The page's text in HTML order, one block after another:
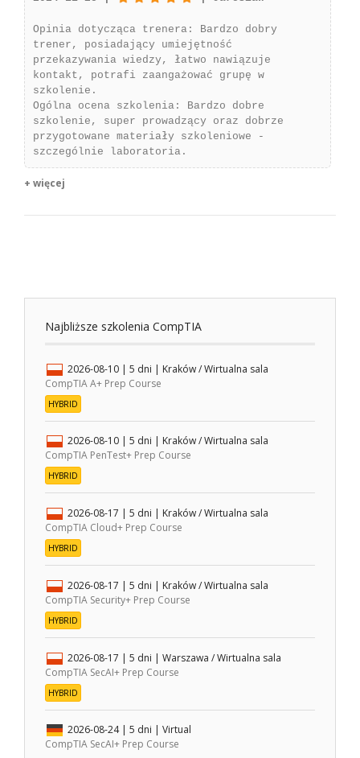
Opinia dotycząca trenera: Bardzo dobry
trener, posiadający umiejętność
przekazywania wiedzy, łatwo nawiązuje
kontakt, potrafi zaangażować grupę w
szkolenie.
Ogólna ocena szkolenia: Bardzo dobre
szkolenie, super prowadzący oraz dobrze
przygotowane materiały szkoleniowe -
szczególnie laboratoria.
+ więcej
Najbliższe szkolenia CompTIA
2026-08-10 | 5 dni | Kraków / Wirtualna sala
CompTIA A+ Prep Course
HYBRID
2026-08-10 | 5 dni | Kraków / Wirtualna sala
CompTIA PenTest+ Prep Course
HYBRID
2026-08-17 | 5 dni | Kraków / Wirtualna sala
CompTIA Cloud+ Prep Course
HYBRID
2026-08-17 | 5 dni | Kraków / Wirtualna sala
CompTIA Security+ Prep Course
HYBRID
2026-08-17 | 5 dni | Warszawa / Wirtualna sala
CompTIA SecAI+ Prep Course
HYBRID
2026-08-24 | 5 dni | Virtual
CompTIA SecAI+ Prep Course